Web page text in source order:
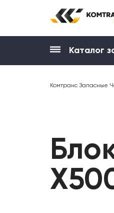
Каталог
Комтранс Запасные